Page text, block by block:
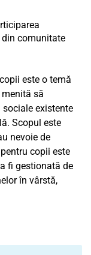
comunitate
este o temă
să
existente
Scopul este
nevoie de
copii este
fi gestionată de
în vârstă,